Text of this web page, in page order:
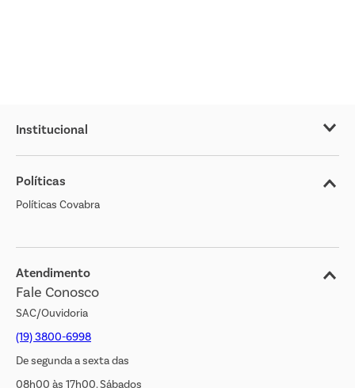
Institucional
Sobre o Covabra
Nossas Lojas
Cliente Bem Estar
Jornal de Ofertas
Transparência Salarial
Políticas
Políticas Covabra
Atendimento
Fale Conosco
SAC/Ouvidoria
(19) 3800-6998
De segunda a sexta das
08h00 às 17h00. Sábados